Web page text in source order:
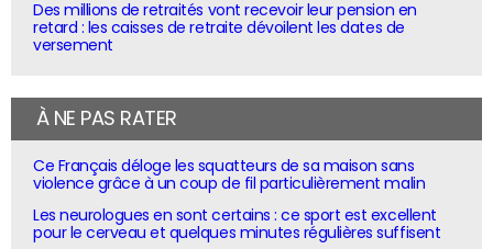
Des millions de retraités vont recevoir leur pension en
retard : les caisses de retraite dévoilent les dates de
versement
À NE PAS RATER
Ce Français déloge les squatteurs de sa maison sans
violence grâce à un coup de fil particulièrement malin
Les neurologues en sont certains : ce sport est excellent
pour le cerveau et quelques minutes régulières suffisent